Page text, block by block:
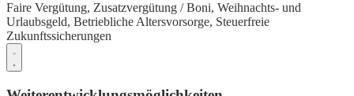
Faire Vergütung, Zusatzvergütung / Boni, Weihnachts- und
Urlaubsgeld, Betriebliche Altersvorsorge, Steuerfreie
Zukunftssicherungen